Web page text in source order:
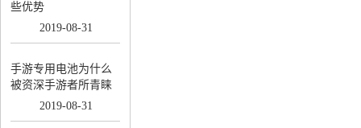
些优势
2019-08-31
手游专用电池为什么
被资深手游者所青睐
2019-08-31